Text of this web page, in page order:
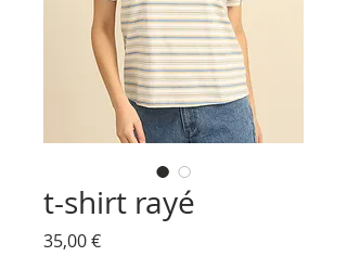
t-shirt rayé
35,00 €Prix